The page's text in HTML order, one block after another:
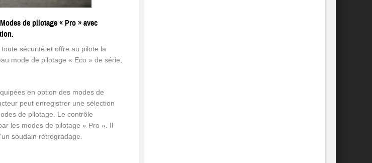
de pilotage « Pro » avec
sécurité et offre au pilote la
mode de pilotage « Eco » de série,
en option des modes de
peut enregistrer une sélection
de pilotage. Le contrôle
les modes de pilotage « Pro ». Il
soudain rétrogradage.